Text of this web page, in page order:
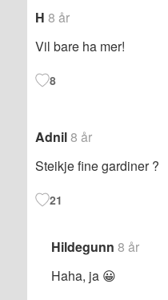
H 8 år
Vil bare ha mer!
8
Adnil8 år
Steikje fine gardiner ?
21
Hildegunn 8 år
Haha, ja 😀